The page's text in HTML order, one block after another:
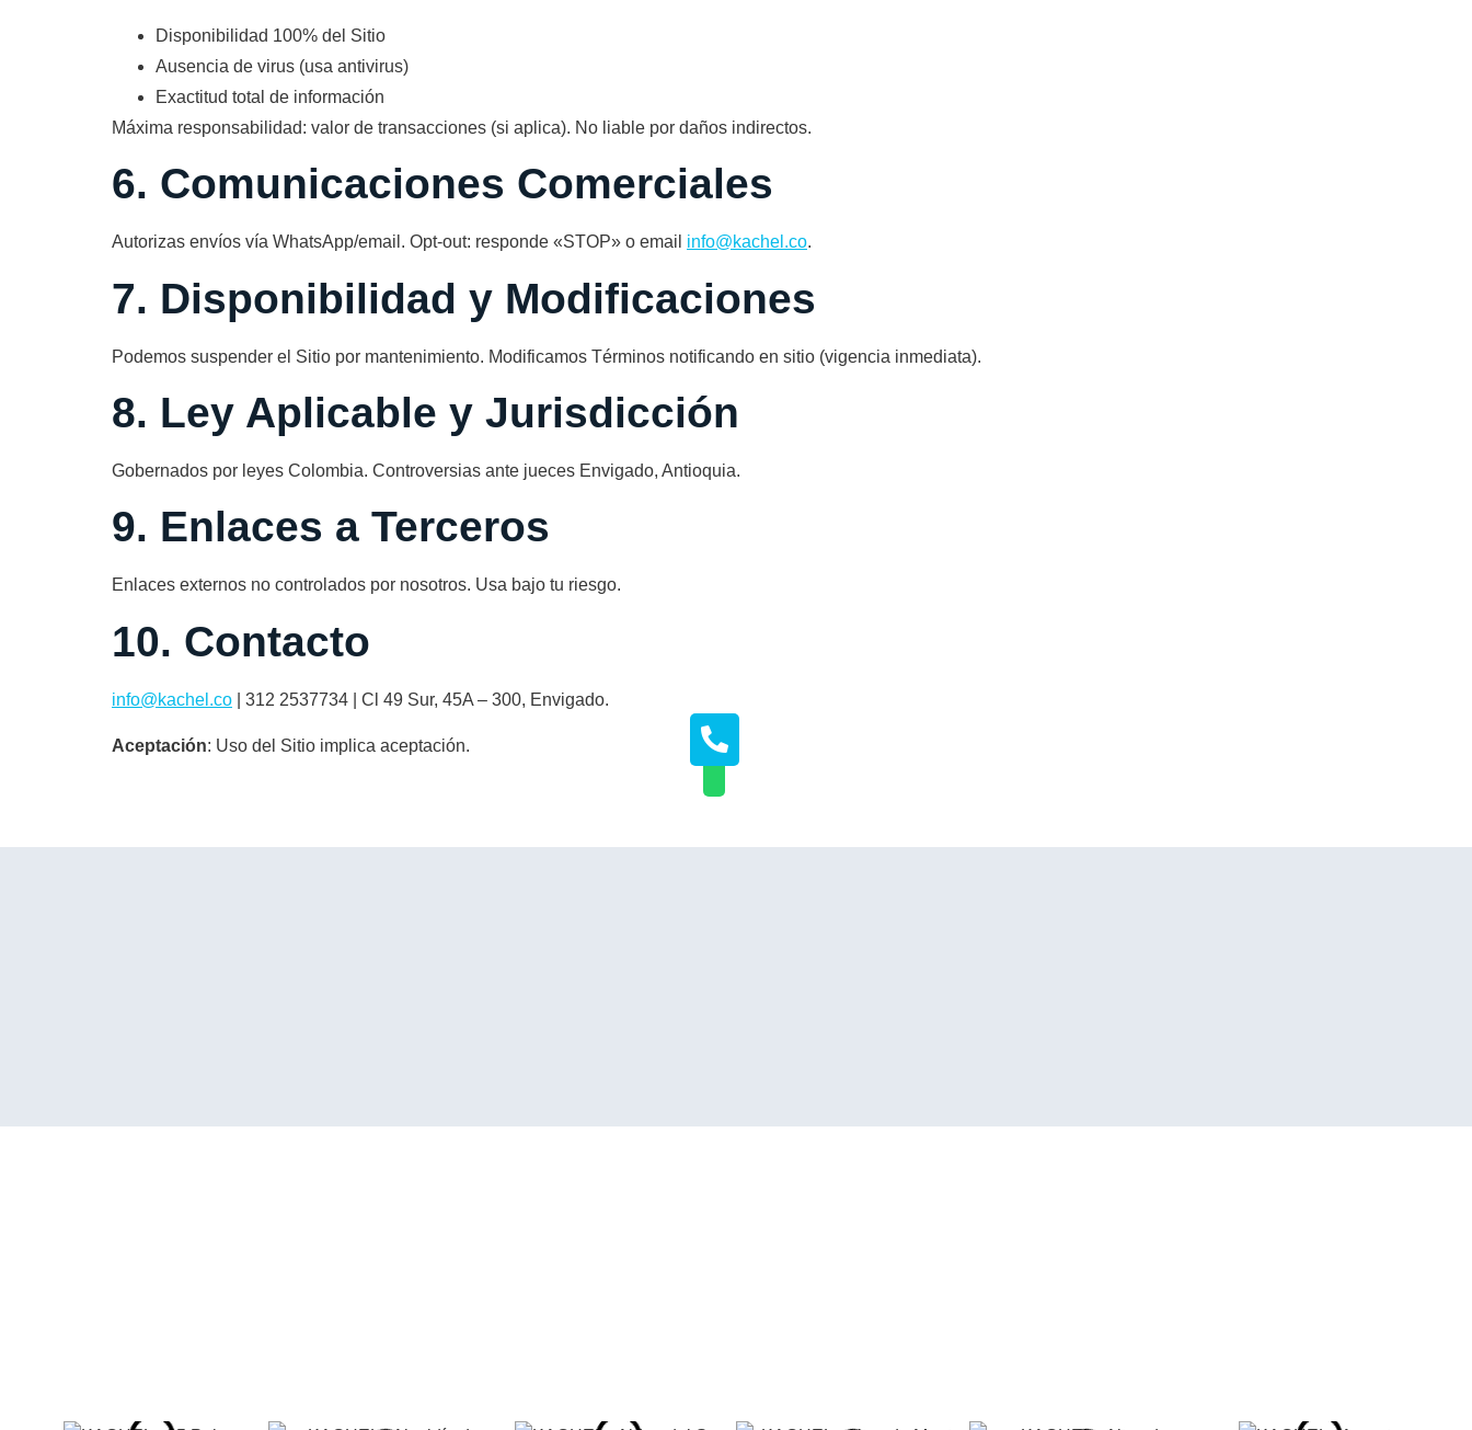
Disponibilidad 100% del Sitio
Ausencia de virus (usa antivirus)
Exactitud total de información
Máxima responsabilidad: valor de transacciones (si aplica). No liable por daños indirectos.
6. Comunicaciones Comerciales
Autorizas envíos vía WhatsApp/email. Opt-out: responde «STOP» o email info@kachel.co.
7. Disponibilidad y Modificaciones
Podemos suspender el Sitio por mantenimiento. Modificamos Términos notificando en sitio (vigencia inmediata).
8. Ley Aplicable y Jurisdicción
Gobernados por leyes Colombia. Controversias ante jueces Envigado, Antioquia.
9. Enlaces a Terceros
Enlaces externos no controlados por nosotros. Usa bajo tu riesgo.
10. Contacto
info@kachel.co | 312 2537734 | Cl 49 Sur, 45A – 300, Envigado.
Aceptación: Uso del Sitio implica aceptación.